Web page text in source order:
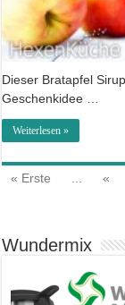
Dieser Bratapfel
Geschenkidee …
Weiterlesen »
« Erste ... «
Wundermix